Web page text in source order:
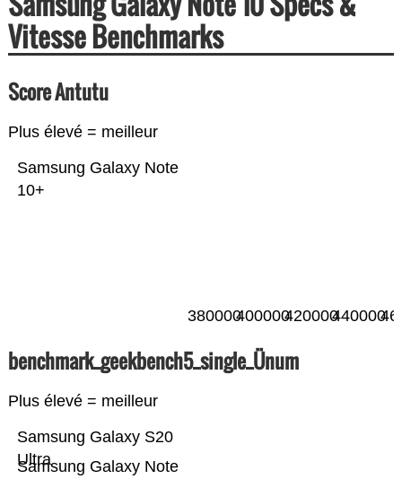
Vitesse Benchmarks
Score Antutu
Plus élevé = meilleur
Samsung Galaxy Note
10+
380000400000420000440000
benchmark_geekbench5_single_Ünum
Plus élevé = meilleur
Samsung Galaxy Note
Samsung Galaxy S20
Ultra